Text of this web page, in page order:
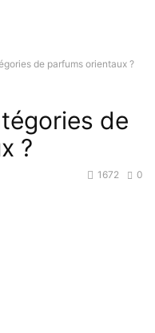
de parfums orientaux ?
de
?
0
1672